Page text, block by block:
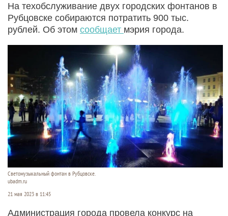
На техобслуживание двух городских фонтанов в
Рубцовске собираются потратить 900 тыс.
рублей. Об этом сообщает мэрия города.
Светомузыкальный фонтан в Рубцовске.
ubadm.ru
21 мая 2023 в 11:45
Администрация города провела конкурс на